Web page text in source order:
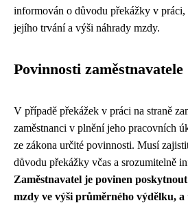
informován o důvodu překážky v práci,
jejího trvání a výši náhrady mzdy.
Povinnosti zaměstnavatele
V případě překážek v práci na straně
zaměstnanci v plnění jeho pracovních
ze zákona určité povinnosti. Musí
důvodu překážky včas a srozumitelně
Zaměstnavatel je povinen
mzdy ve výši průměrného výdělku, a